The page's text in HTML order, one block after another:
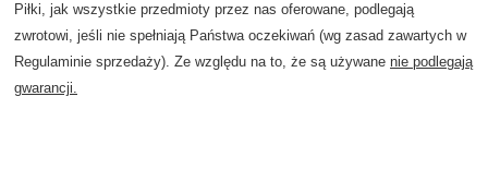
Piłki, jak wszystkie przedmioty przez nas oferowane, podlegają
zwrotowi, jeśli nie spełniają Państwa oczekiwań (wg zasad zawartych w
Regulaminie sprzedaży). Ze względu na to, że są używane nie podlegają
gwarancji.